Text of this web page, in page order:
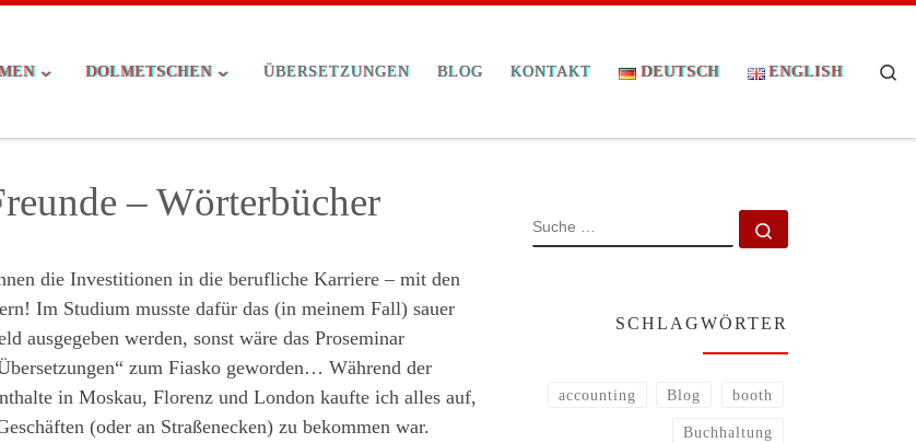
DOLMETSCHEN ÜBERSETZUNGEN BLOG KONTAKT DEUTSCH ENGLISH
– Wörterbücher
die Investitionen in die berufliche Karriere – mit den
Im Studium musste dafür das (in meinem Fall) sauer
ausgegeben werden, sonst wäre das Proseminar
zum Fiasko geworden… Während der
in Moskau, Florenz und London kaufte ich alles auf,
(oder an Straßenecken) zu bekommen war.
SUCHE
SCHLAGWÖRTER
accounting Blog booth
Buchhaltung